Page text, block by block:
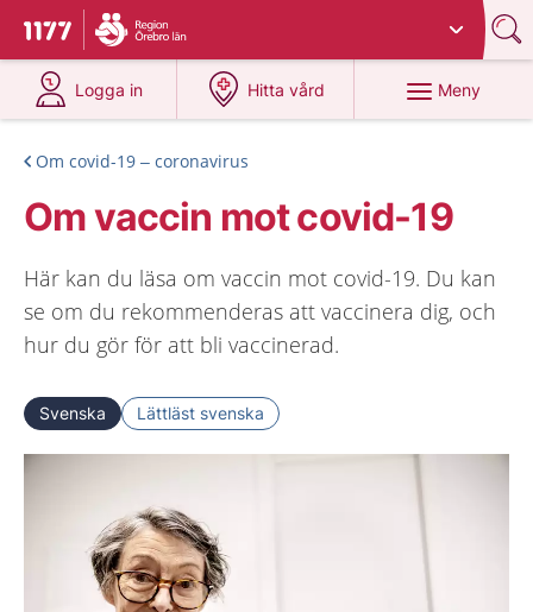
Till startsidan för 1177
Du har valt region
Logga in
på 1177.se
Hitta vård
på 1177.se
Meny
Om covid-19 – coronavirus
Om vaccin mot covid-19
Här kan du läsa om vaccin mot covid-19. Du kan
se om du rekommenderas att vaccinera dig, och
hur du gör för att bli vaccinerad.
Svenska Lättläst svenska